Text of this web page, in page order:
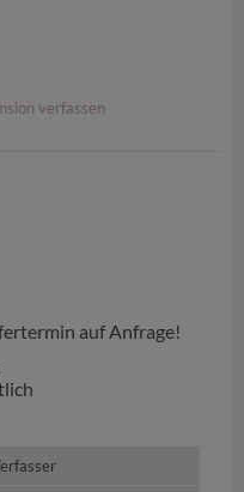
verfassen
auf Anfrage!